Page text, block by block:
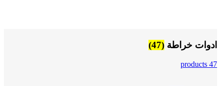
ادوات خراطة (47)
47 products